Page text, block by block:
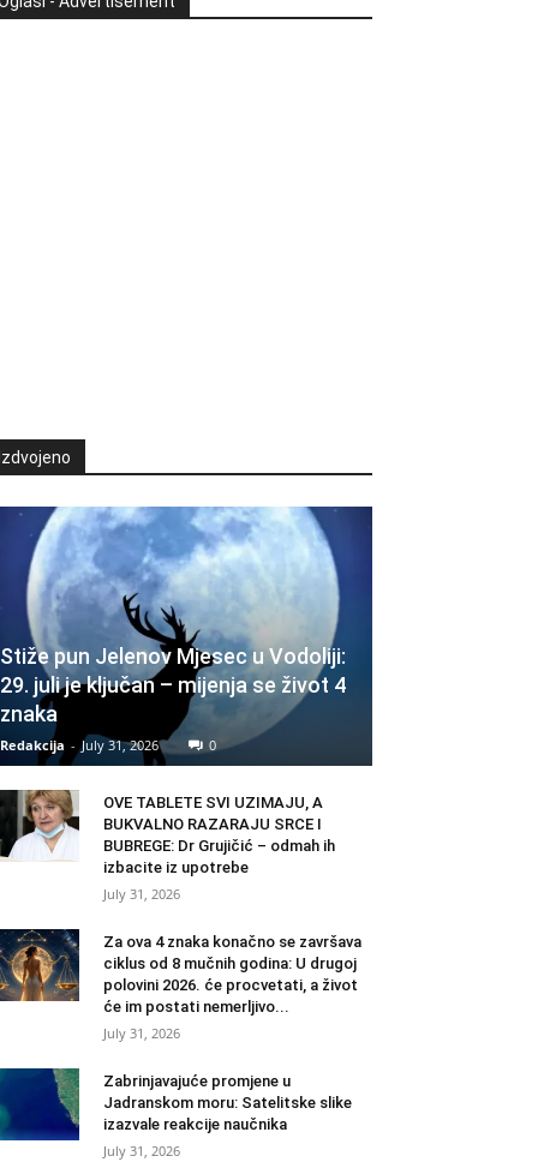
Stiže pun Jelenov Mjesec u Vodoliji:
29. juli je ključan – mijenja se život 4
znaka
Redakcija - July 31, 2026 0
OVE TABLETE SVI UZIMAJU, A
BUKVALNO RAZARAJU SRCE I
BUBREGE: Dr Grujičić – odmah ih
izbacite iz upotrebe
July 31, 2026
Za ova 4 znaka konačno se završava
ciklus od 8 mučnih godina: U drugoj
polovini 2026. će procvetati, a život
će im postati nemerljivo...
July 31, 2026
Zabrinjavajuće promjene u
Jadranskom moru: Satelitske slike
izazvale reakcije naučnika
July 31, 2026